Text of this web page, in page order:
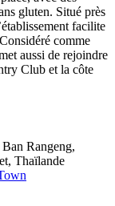
gluten. Situé près
facilite
comme
aussi de rejoindre
Club et la côte
Rangeng,
Thaïlande